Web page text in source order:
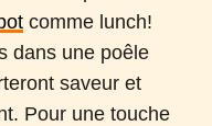
comme lunch!
dans une poêle
saveur et
Pour une touche